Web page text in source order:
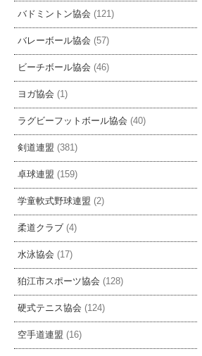
バドミントン協会 (121)
バレーボール協会 (57)
ビーチボール協会 (46)
ヨガ協会 (1)
ラグビーフットボール協会 (40)
剣道連盟 (381)
卓球連盟 (159)
学童軟式野球連盟 (2)
柔道クラブ (4)
水泳協会 (17)
狛江市スポーツ協会 (128)
硬式テニス協会 (124)
空手道連盟 (16)